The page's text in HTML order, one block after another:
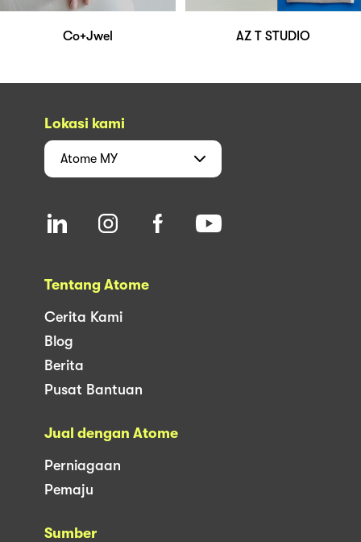
Co+Jwel AZ T STUDIO
Lokasi kami
Atome MY
Tentang Atome
Cerita Kami
Blog
Berita
Pusat Bantuan
Jual dengan Atome
Perniagaan
Pemaju
Sumber